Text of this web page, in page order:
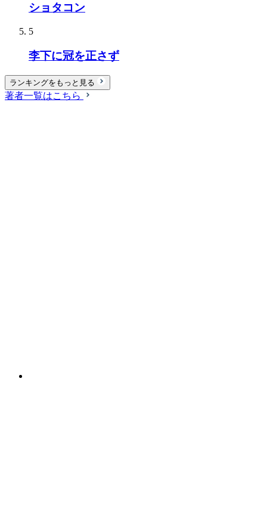
ショタコン
5
李下に冠を正さず
ランキングをもっと見る
著者一覧はこちら